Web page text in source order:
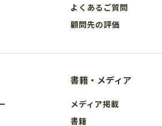
よくあるご質問
顧問先の評価
書籍・メディア
メディア掲載
書籍